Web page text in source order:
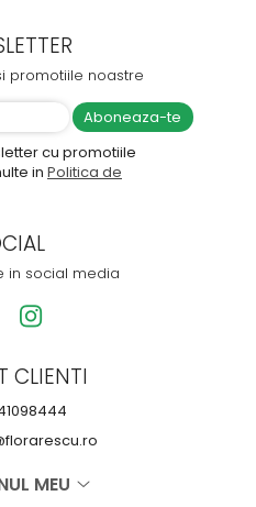
promotiile noastre
cu promotiile
in Politica de
in social media
CLIENTI
MEU